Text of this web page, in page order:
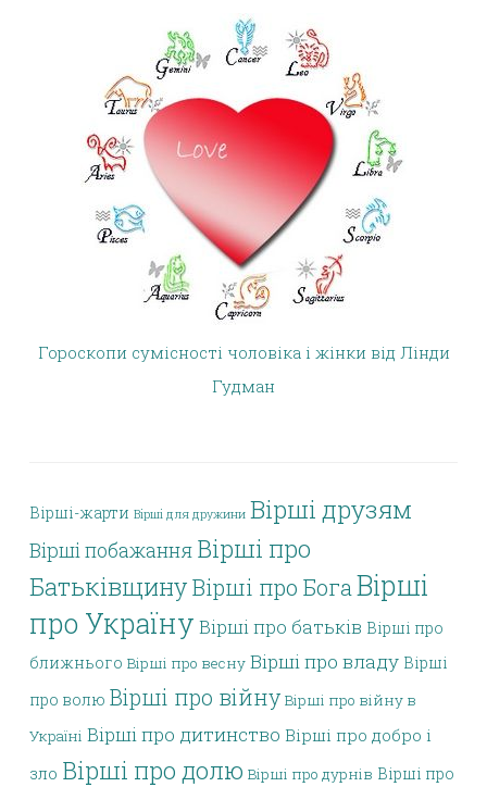
Гороскопи сумісності чоловіка і жінки від Лінди
Гудман
Вірші-жарти Вірші для дружини Вірші друзям
Вірші побажання Вірші про
БатьківщинуВірші про БогаВірші
про Україну Вірші про батьків Вірші про
ближнього Вірші про весну Вірші про владу Вірші
про волю Вірші про війну Вірші про війну в
Україні Вірші про дитинство Вірші про добро і
зло Вірші про долю Вірші про дурнів Вірші про